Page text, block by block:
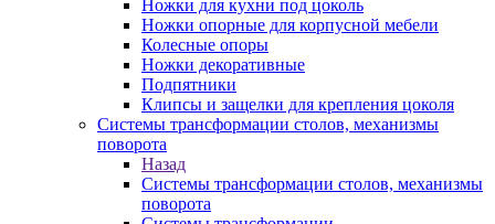
Ножки для кухни под цоколь
Ножки опорные для корпусной мебели
Колесные опоры
Ножки декоративные
Подпятники
Клипсы и защелки для крепления цоколя
Системы трансформации столов, механизмы
поворота
Назад
Системы трансформации столов, механизмы
поворота